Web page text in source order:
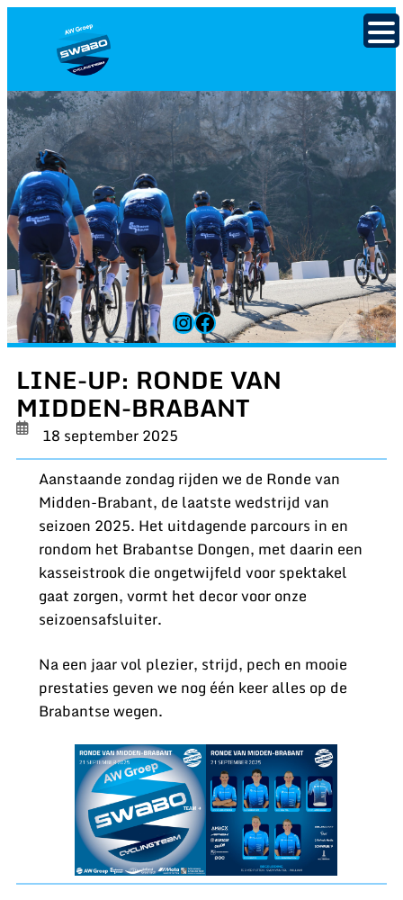
inhoud
Instagram
Facebook
LINE-UP: RONDE VAN
MIDDEN-BRABANT
18 september 2025
Aanstaande zondag rijden we de Ronde van
Midden-Brabant, de laatste wedstrijd van
seizoen 2025. Het uitdagende parcours in en
rondom het Brabantse Dongen, met daarin een
kasseistrook die ongetwijfeld voor spektakel
gaat zorgen, vormt het decor voor onze
seizoensafsluiter.
Na een jaar vol plezier, strijd, pech en mooie
prestaties geven we nog één keer alles op de
Brabantse wegen.